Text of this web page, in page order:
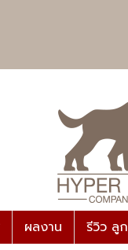
ผลงาน รีวิว ลู